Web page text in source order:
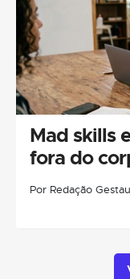
Mad skills
fora do
Por Redação